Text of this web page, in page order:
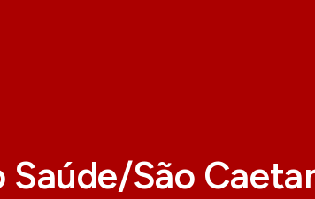
Saúde/São